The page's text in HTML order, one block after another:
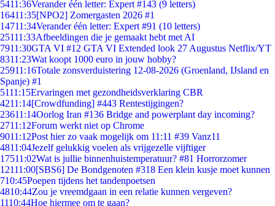
5411:36Verander één letter: Expert #143 (9 letters)
16411:35[NPO2] Zomergasten 2026 #1
14711:34Verander één letter: Expert #91 (10 letters)
25111:33Afbeeldingen die je gemaakt hebt met AI
7911:30GTA VI #12 GTA VI Extended look 27 Augustus Netflix/YT
8311:23Wat koopt 1000 euro in jouw hobby?
25911:16Totale zonsverduistering 12-08-2026 (Groenland, IJsland en
Spanje) #1
5111:15Ervaringen met gezondheidsverklaring CBR
4211:14[Crowdfunding] #443 Rentestijgingen?
23611:14Oorlog Iran #136 Bridge and powerplant day incoming?
2711:12Forum werkt niet op Chrome
9011:12Post hier zo vaak mogelijk om 11:11 #39 Vanz11
4811:04Jezelf gelukkig voelen als vrijgezelle vijftiger
17511:02Wat is jullie binnenhuistemperatuur? #81 Horrorzomer
12111:00[SBS6] De Bondgenoten #318 Een klein kusje moet kunnen
710:45Poepen tijdens het tandenpoetsen
4810:44Zou je vreemdgaan in een relatie kunnen vergeven?
1110:44Hoe hiermee om te gaan?